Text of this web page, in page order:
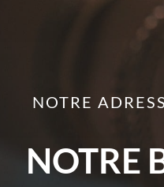
NOTRE
NOTRE